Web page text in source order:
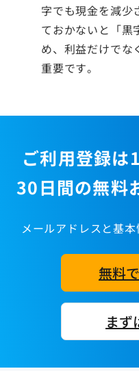
字でも現金を減少
ておかないと「黒
め、利益だけでな
重要です。
ご利用登録は
30日間の無料
メールアドレスと基
無料
まず